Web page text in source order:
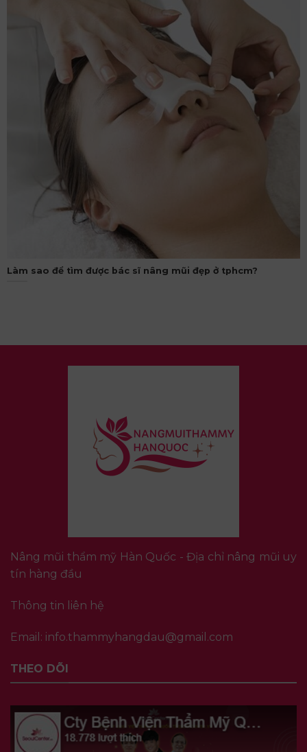
Làm sao để tìm được bác sĩ nâng mũi đẹp ở tphcm?
Nâng mũi thẩm mỹ Hàn Quốc - Địa chỉ nâng mũi uy
tín hàng đầu
Thông tin liên hệ
Email: info.thammyhangdau@gmail.com
THEO DÕI